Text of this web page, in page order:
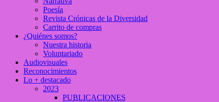
Poesía
Revista Crónicas de la Diversidad
Carrito de compras
¿Quiénes somos?
Nuestra historia
Voluntariado
Audiovisuales
Reconocimientos
Lo + destacado
2023
PUBLICACIONES